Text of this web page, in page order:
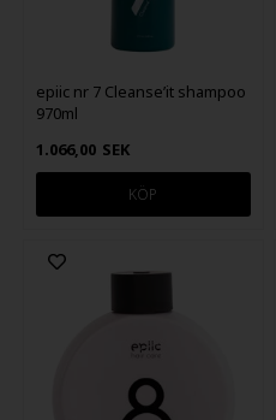
epiic nr 7 Cleanse’it shampoo
970ml
1.066,00 SEK